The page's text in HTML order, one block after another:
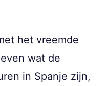
het vreemde
wat de
in Spanje zijn,